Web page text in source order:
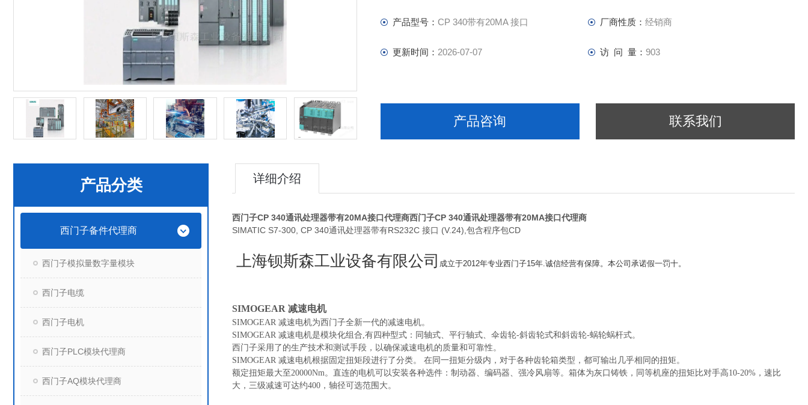
产品型号： CP 340带有20MA 接口 厂商性质： 经销商
更新时间： 2026-07-07 访 问 量： 903
产品咨询 联系我们
产品分类
西门子备件代理商
西门子模拟量数字量模块
西门子电缆
西门子电机
西门子PLC模块代理商
西门子AQ模块代理商
详细介绍
西门子CP 340通讯处理器带有20MA接口代理商西门子CP 340通讯处理器带有20MA接口代理商
SIMATIC S7-300, CP 340通讯处理器带有RS232C 接口 (V.24),包含程序包CD
上海钡斯森工业设备有限公司 成立于2012年专业西门子15年.诚信经营有保障。本公司承诺假一罚十。
SIMOGEAR 减速电机
SIMOGEAR 减速电机为西门子全新一代的减速电机。
SIMOGEAR 减速电机是模块化组合,有四种型式：同轴式、平行轴式、伞齿轮-斜齿轮式和斜齿轮-蜗轮蜗杆式。
西门子采用了的生产技术和测试手段，以确保减速电机的质量和可靠性。
SIMOGEAR 减速电机根据固定扭矩段进行了分类。 在同一扭矩分级内，对于各种齿轮箱类型，都可输出几乎相同的扭矩。
额定扭矩最大至20000Nm。直连的电机可以安装各种选件：制动器、编码器、强冷风扇等。箱体为灰口铸铁，同等机座的扭矩比对手高10-20%，速比
大，三级减速可达约400，轴径可选范围大。